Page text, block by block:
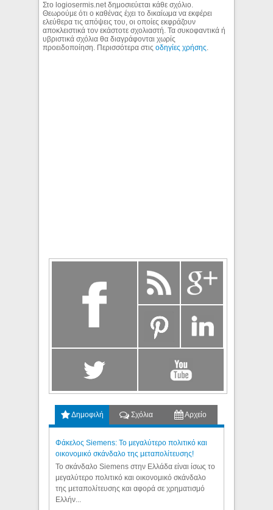
Στο logiosermis.net δημοσιεύεται κάθε σχόλιο.
Θεωρούμε ότι ο καθένας έχει το δικαίωμα να εκφέρει
ελεύθερα τις απόψεις του, οι οποίες εκφράζουν
αποκλειστικά τον εκάστοτε σχολιαστή. Τα συκοφαντικά ή
υβριστικά σχόλια θα διαγράφονται χωρίς
προειδοποίηση. Περισσότερα στιςοδηγίες χρήσης.
Δημοφιλή Σχόλια Αρχείο
Φάκελος Siemens: Το μεγαλύτερο πολιτικό και
οικονομικό σκάνδαλο της μεταπολίτευσης!
Το σκάνδαλο Siemens στην Ελλάδα είναι ίσως το
μεγαλύτερο πολιτικό και οικονομικό σκάνδαλο
της μεταπολίτευσης και αφορά σε χρηματισμό
Ελλήν...